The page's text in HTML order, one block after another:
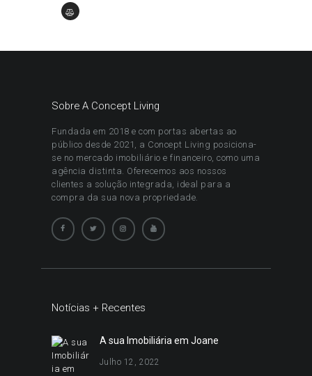
Sobre A Concept Living
Fundada em 2018 e com portas abertas ao
público desde 2021, a Concept Living posiciona-
se no mercado imobiliário e financeiro, como uma
agência distinta. Oferecemos aos nossos
clientes a solução integrada, ideal para a
compra da sua nova propriedade.
Notícias + Recentes
A sua Imobiliária em Joane
Julho 12, 2022